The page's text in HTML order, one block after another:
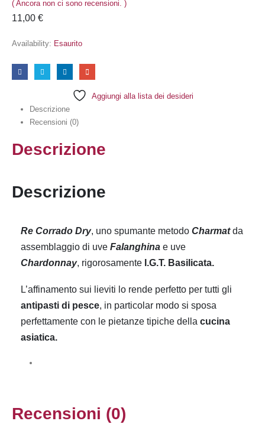
0 out of 5
( Ancora non ci sono recensioni. )
11,00 €
Availability: Esaurito
Aggiungi alla lista dei desideri
Descrizione
Recensioni (0)
Descrizione
Descrizione
Re Corrado Dry, uno spumante metodo Charmat da
assemblaggio di uve Falanghina e uve
Chardonnay, rigorosamente I.G.T. Basilicata.
L’affinamento sui lieviti lo rende perfetto per tutti gli
antipasti di pesce, in particolar modo si sposa
perfettamente con le pietanze tipiche della cucina
asiatica.
Recensioni (0)